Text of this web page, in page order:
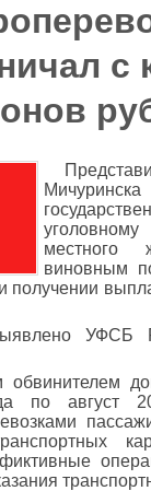
с
местного
виновным
получении
УФСБ
обвинителем
по август